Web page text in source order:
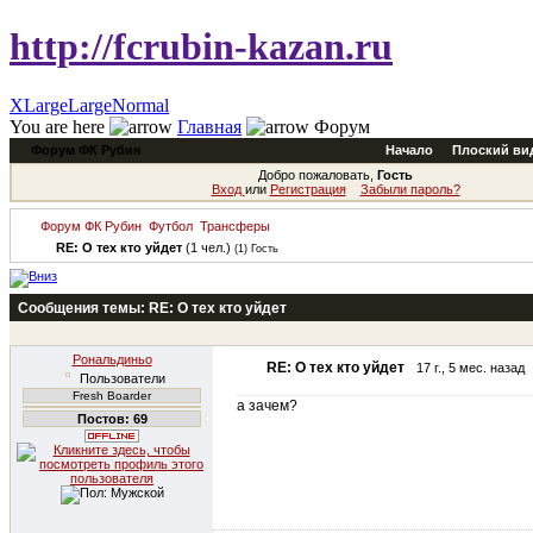
http://fcrubin-kazan.ru
XLargeLargeNormal
You are here
Главная Форум
Форум ФК Рубин Начало
Плоский
Добро пожаловать, Гость
Вход или Регистрация Забыли пароль?
Форум ФК Рубин Футбол Трансферы
RE: О тех кто уйдет (1 чел.) (1) Гость
Сообщения темы: RE: О тех кто уйдет
Рональдиньо
Пользователи
Fresh Boarder
Постов: 69
RE: О тех кто уйдет 17 г., 5 мес. назад
а зачем?